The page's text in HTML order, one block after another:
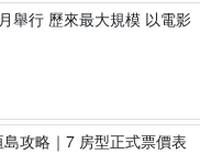
舉行 歷來最大規模 以電影
攻略｜7 房型正式票價表